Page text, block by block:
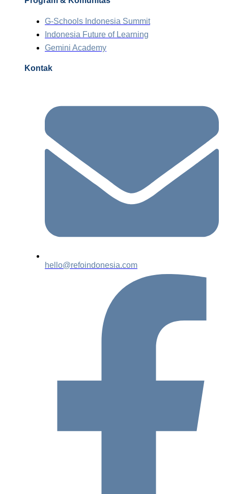
G-Schools Indonesia Summit
Indonesia Future of Learning
Gemini Academy
Kontak
hello@refoindonesia.com